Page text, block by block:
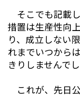
そこでも記載
措置は生産性向
り、成立しない
れまでいつから
きりしませんでし
これが、先日